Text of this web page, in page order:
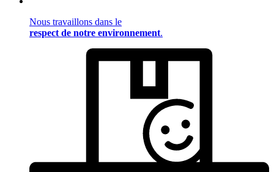
Nous travaillons dans le
respect de notre environnement.